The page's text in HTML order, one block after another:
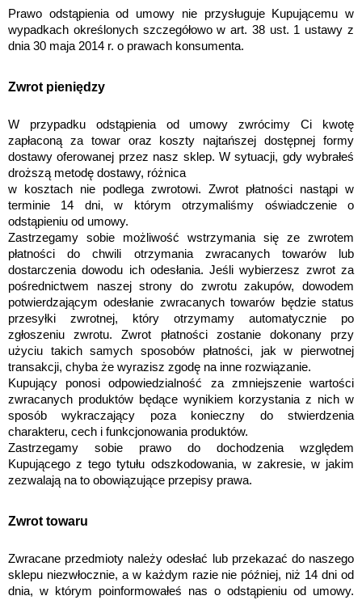
Prawo odstąpienia od umowy nie przysługuje Kupującemu w
wypadkach określonych szczegółowo w art. 38 ust. 1 ustawy z
dnia 30 maja 2014 r. o prawach konsumenta.
Zwrot pieniędzy
W przypadku odstąpienia od umowy zwrócimy Ci kwotę
zapłaconą za towar oraz koszty najtańszej dostępnej formy
dostawy oferowanej przez nasz sklep. W sytuacji, gdy wybrałeś
droższą metodę dostawy, różnica
w kosztach nie podlega zwrotowi. Zwrot płatności nastąpi w
terminie 14 dni, w którym otrzymaliśmy oświadczenie o
odstąpieniu od umowy.
Zastrzegamy sobie możliwość wstrzymania się ze zwrotem
płatności do chwili otrzymania zwracanych towarów lub
dostarczenia dowodu ich odesłania. Jeśli wybierzesz zwrot za
pośrednictwem naszej strony do zwrotu zakupów, dowodem
potwierdzającym odesłanie zwracanych towarów będzie status
przesyłki zwrotnej, który otrzymamy automatycznie po
zgłoszeniu zwrotu. Zwrot płatności zostanie dokonany przy
użyciu takich samych sposobów płatności, jak w pierwotnej
transakcji, chyba że wyrazisz zgodę na inne rozwiązanie.
Kupujący ponosi odpowiedzialność za zmniejszenie wartości
zwracanych produktów będące wynikiem korzystania z nich w
sposób wykraczający poza konieczny do stwierdzenia
charakteru, cech i funkcjonowania produktów.
Zastrzegamy sobie prawo do dochodzenia względem
Kupującego z tego tytułu odszkodowania, w zakresie, w jakim
zezwalają na to obowiązujące przepisy prawa.
Zwrot towaru
Zwracane przedmioty należy odesłać lub przekazać do naszego
sklepu niezwłocznie, a w każdym razie nie później, niż 14 dni od
dnia, w którym poinformowałeś nas o odstąpieniu od umowy.